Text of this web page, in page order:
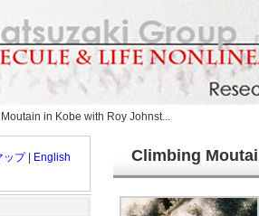
in Kobe with Roy Johnst...
ップ| English Climbing